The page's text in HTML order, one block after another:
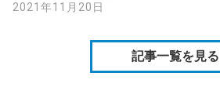
2021年11月20日
記事一覧を見る